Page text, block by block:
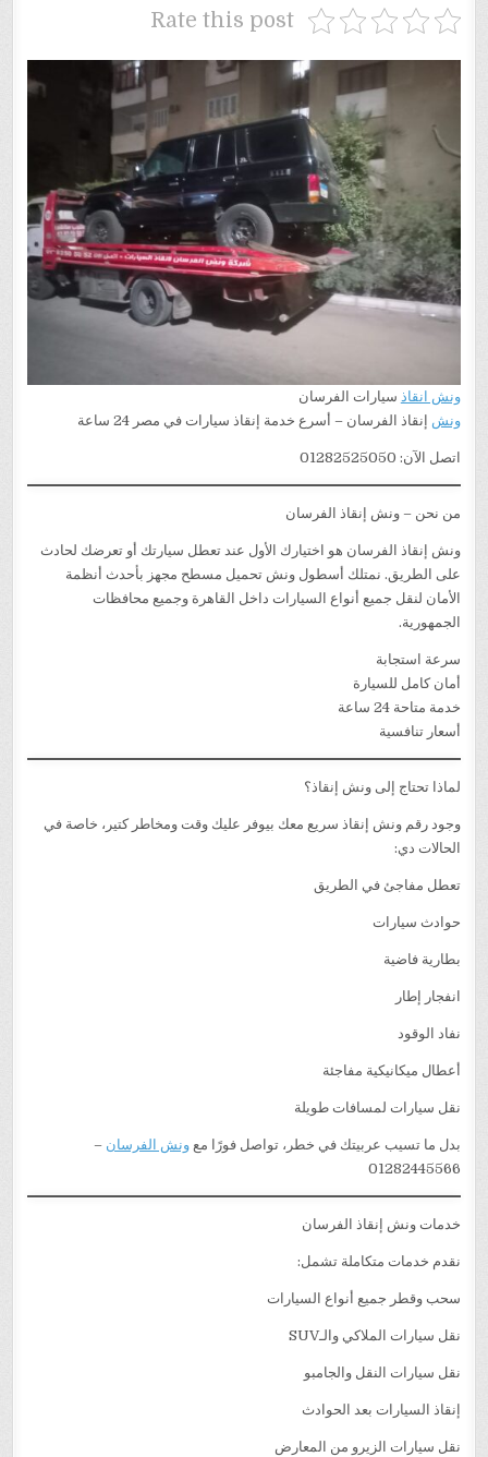
Rate this post
ونش انقاذ سيارات الفرسان
ونش إنقاذ الفرسان – أسرع خدمة إنقاذ سيارات في مصر 24 ساعة
اتصل الآن: 01282525050
من نحن – ونش إنقاذ الفرسان
ونش إنقاذ الفرسان هو اختيارك الأول عند تعطل سيارتك أو تعرضك لحادث
على الطريق. نمتلك أسطول ونش تحميل مسطح مجهز بأحدث أنظمة
الأمان لنقل جميع أنواع السيارات داخل القاهرة وجميع محافظات
الجمهورية.
سرعة استجابة
أمان كامل للسيارة
خدمة متاحة 24 ساعة
أسعار تنافسية
لماذا تحتاج إلى ونش إنقاذ؟
وجود رقم ونش إنقاذ سريع معك بيوفر عليك وقت ومخاطر كتير، خاصة في
الحالات دي:
تعطل مفاجئ في الطريق
حوادث سيارات
بطارية فاضية
انفجار إطار
نفاد الوقود
أعطال ميكانيكية مفاجئة
نقل سيارات لمسافات طويلة
بدل ما تسيب عربيتك في خطر، تواصل فورًا معونش الفرسان –
01282445566
خدمات ونش إنقاذ الفرسان
نقدم خدمات متكاملة تشمل:
سحب وقطر جميع أنواع السيارات
نقل سيارات الملاكي والـSUV
نقل سيارات النقل والجامبو
إنقاذ السيارات بعد الحوادث
نقل سيارات الزيرو من المعارض